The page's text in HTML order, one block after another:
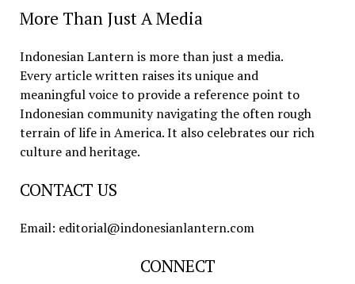
More Than Just A Media
Indonesian Lantern is more than just a media.
Every article written raises its unique and
meaningful voice to provide a reference point to
Indonesian community navigating the often rough
terrain of life in America. It also celebrates our rich
culture and heritage.
CONTACT US
Email: editorial@indonesianlantern.com
CONNECT